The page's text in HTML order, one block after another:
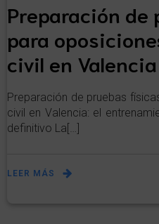
Preparación
para
civil en Valencia
Preparación de pruebas
civil en Valencia: el
definitivo La[…]
LEER MÁS